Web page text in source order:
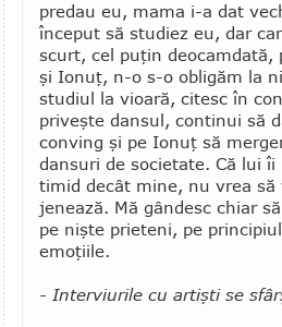
predau eu, mama i-a dat
început să studiez eu, dar
scurt, cel puţin deo­camdată,
şi Ionuţ, n-o s-o obli­găm la
stu­diul la vioară, citesc în
priveşte dansul, continui să
conving şi pe Ionuţ să
dansuri de societate. Că lui
timid decât mine, nu vrea
jenează. Mă gândesc chiar
pe nişte prieteni, pe
emoţiile.
- Interviurile cu artişti se